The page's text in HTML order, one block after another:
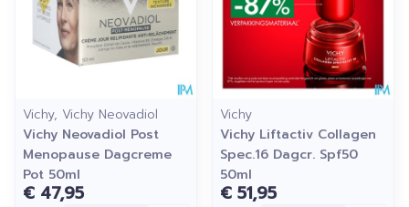
Vichy, Vichy Neovadiol
Vichy Neovadiol Post
Menopause Dagcreme
Pot 50ml
€ 47,95
Vichy
Vichy Liftactiv Collagen
Spec.16 Dagcr. Spf50
50ml
€ 51,95